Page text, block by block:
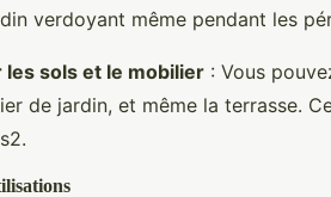
verdoyant même pendant les
les sols et le mobilier : Vous
de jardin, et même la terrasse.